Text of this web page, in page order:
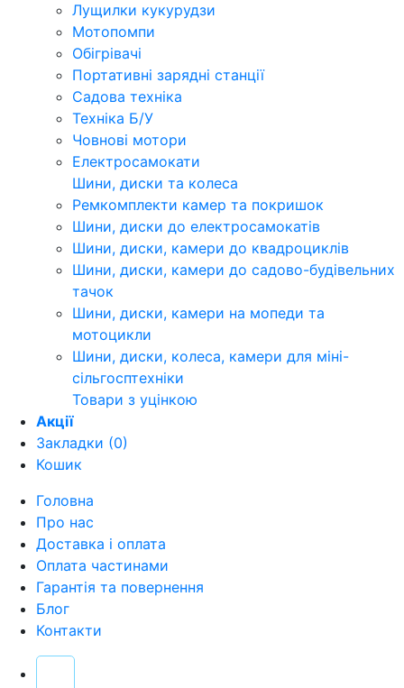
Лущилки кукурудзи
Мотопомпи
Обігрівачі
Портативні зарядні станції
Садова техніка
Техніка Б/У
Човнові мотори
Електросамокати
Шини, диски та колеса
Ремкомплекти камер та покришок
Шини, диски до електросамокатів
Шини, диски, камери до квадроциклів
Шини, диски, камери до садово-будівельних
тачок
Шини, диски, камери на мопеди та
мотоцикли
Шини, диски, колеса, камери для міні-
сільгосптехніки
Товари з уцінкою
Акції
Закладки (0)
Кошик
Головна
Про нас
Доставка і оплата
Оплата частинами
Гарантія та повернення
Блог
Контакти